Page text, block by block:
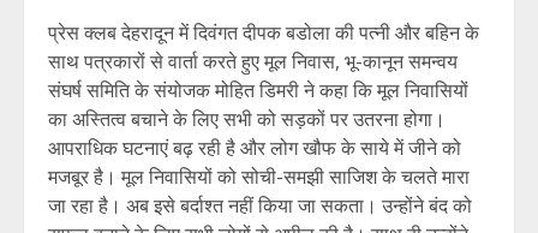
प्रेस क्लब देहरादून में दिवंगत दीपक बडोला की पत्नी और बहिन के
साथ पत्रकारों से वार्ता करते हुए मूल निवास, भू-कानून समन्वय
संघर्ष समिति के संयोजक मोहित डिमरी ने कहा कि मूल निवासियों
का अस्तित्व बचाने के लिए सभी को सड़कों पर उतरना होगा।
आपराधिक घटनाएं बढ़ रही है और लोग खौफ के साये में जीने को
मजबूर है। मूल निवासियों को सोची-समझी साजिश के चलते मारा
जा रहा है। अब इसे बर्दाश्त नहीं किया जा सकता। उन्होंने बंद को